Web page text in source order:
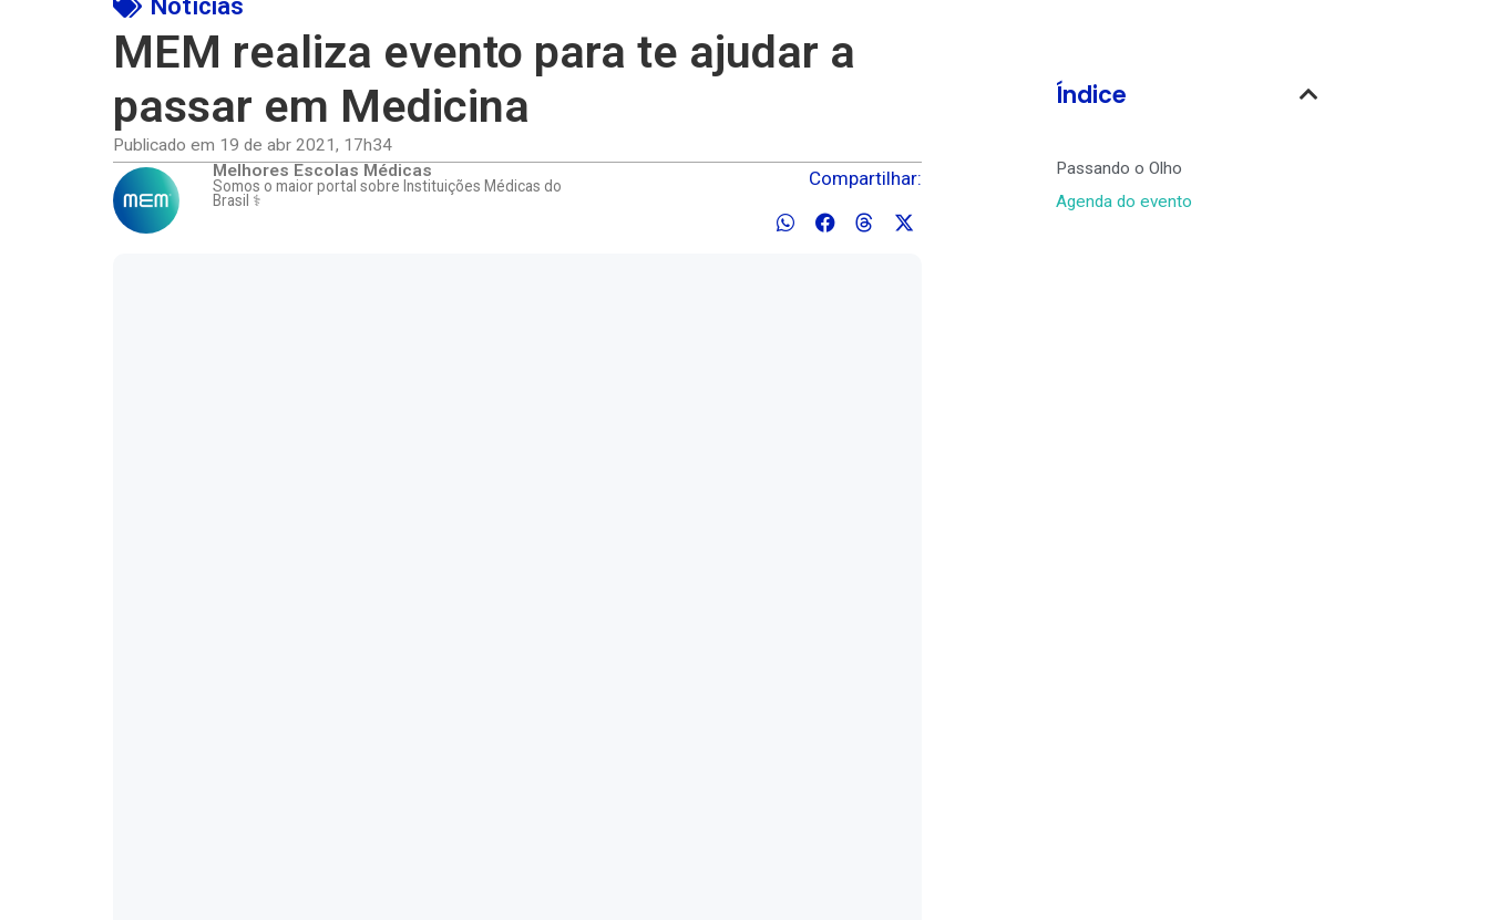
Notícias
MEM realiza evento para te ajudar a
passar em Medicina
Publicado em 19 de abr 2021, 17h34
Melhores Escolas Médicas
Somos o maior portal sobre Instituições Médicas do
Brasil ⚕️
Compartilhar:
Índice
Passando o Olho
Agenda do evento